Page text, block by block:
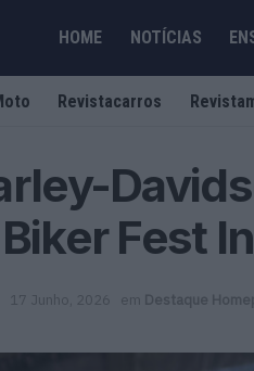
HOME NOTÍCIAS
Revistacarros
Fest
17 Junho, 2026 em Destaque